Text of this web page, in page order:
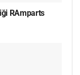
RAmparts